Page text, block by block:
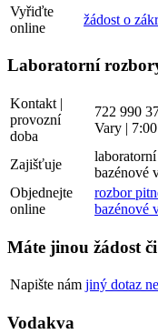
Vyřiďte
online
žádost o
Laboratorní
Kontakt |
provozní
doba
722 990
Vary |
Zajišťuje
bazénové
Objednejte
online
rozbor
bazénové
Máte jinou žádost
Napište nám jiný dotaz
Vodakva